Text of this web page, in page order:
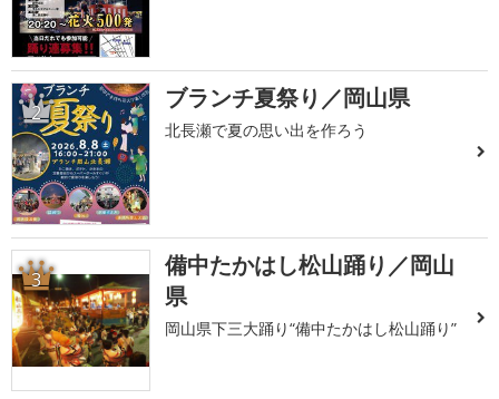
2 ブランチ夏祭り／岡山県
北長瀬で夏の思い出を作ろう
3
備中たかはし松山踊り／岡山
県
岡山県下三大踊り“備中たかはし松山踊り”